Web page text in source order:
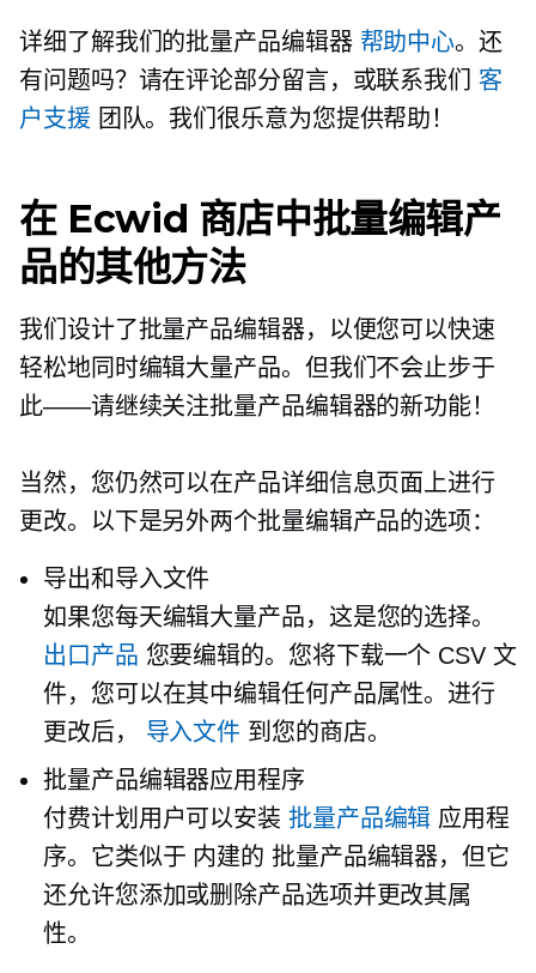
详细了解我们的批量产品编辑器 帮助中心。还
有问题吗？请在评论部分留言，或联系我们 客
户支援 团队。我们很乐意为您提供帮助！
在 Ecwid 商店中批量编辑产
品的其他方法
我们设计了批量产品编辑器，以便您可以快速
轻松地同时编辑大量产品。但我们不会止步于
此——请继续关注批量产品编辑器的新功能！
当然，您仍然可以在产品详细信息页面上进行
更改。以下是另外两个批量编辑产品的选项：
导出和导入文件
如果您每天编辑大量产品，这是您的选择。
出口产品 您要编辑的。您将下载一个 CSV 文
件，您可以在其中编辑任何产品属性。进行
更改后， 导入文件 到您的商店。
批量产品编辑器应用程序
付费计划用户可以安装 批量产品编辑 应用程
序。它类似于 内建的 批量产品编辑器，但它
还允许您添加或删除产品选项并更改其属
性。